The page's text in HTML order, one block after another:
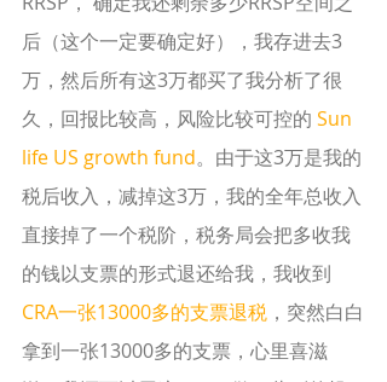
后（这个一定要确定好），我存进去3
万，然后所有这3万都买了我分析了很
久，回报比较高，风险比较可控的 Sun
life US growth fund。由于这3万是我的
税后收入，减掉这3万，我的全年总收入
直接掉了一个税阶，税务局会把多收我
的钱以支票的形式退还给我，我收到
CRA一张13000多的支票退税 ，突然白白
拿到一张13000多的支票，心里喜滋